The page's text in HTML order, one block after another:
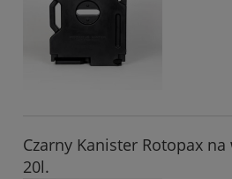
Czarny Kanister Rotopax
20l.